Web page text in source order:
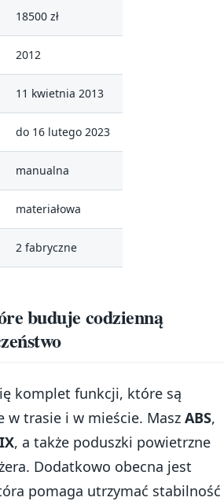
18500 zł
2012
11 kwietnia 2013
do 16 lutego 2023
manualna
materiałowa
2 fabryczne
buduje codzienną
komplet funkcji, które są
w trasie i w mieście. Masz ABS,
, a także poduszki powietrzne
Dodatkowo obecna jest
pomaga utrzymać stabilność